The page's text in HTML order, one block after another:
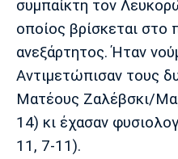
συμπαίκτη τον
οποίος βρίσκεται
ανεξάρτητος. Ήταν
Αντιμετώπισαν τους
Ματέους Ζαλέβσκι/
14) κι έχασαν
11, 7-11).